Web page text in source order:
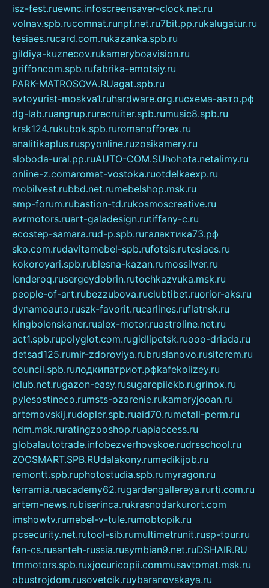
isz-fest.ruewnc.infoscreensaver-clock.net.ru
volnav.spb.rucomnat.runpf.net.ru7bit.pp.rukalugatur.ru
tesiaes.rucard.com.rukazanka.spb.ru
gildiya-kuznecov.rukameryboavision.ru
griffoncom.spb.rufabrika-emotsiy.ru
PARK-MATROSOVA.RUagat.spb.ru
avtoyurist-moskva1.ruhardware.org.ruсхема-авто.рф
dg-lab.ruangrup.rurecruiter.spb.rumusic8.spb.ru
krsk124.rukubok.spb.ruromanofforex.ru
analitikaplus.ruspyonline.ruzosikamery.ru
sloboda-ural.pp.ruAUTO-COM.SUhohota.netalimy.ru
online-z.comaromat-vostoka.ruotdelkaexp.ru
mobilvest.rubbd.net.rumebelshop.msk.ru
smp-forum.rubastion-td.rukosmoscreative.ru
avrmotors.ruart-galadesign.rutiffany-c.ru
ecostep-samara.rud-p.spb.ruгалактика73.рф
sko.com.rudavitamebel-spb.rufotsis.rutesiaes.ru
kokoroyari.spb.rublesna-kazan.rumossilver.ru
lenderoq.rusergeydobrin.rutochkazvuka.msk.ru
people-of-art.rubezzubova.ruclubtibet.ruorior-aks.ru
dynamoauto.ruszk-favorit.rucarlines.ruflatnsk.ru
kingbolenskaner.rualex-motor.ruastroline.net.ru
act1.spb.rupolyglot.com.rugidlipetsk.ruooo-driada.ru
detsad125.rumir-zdoroviya.rubruslanovo.rusiterem.ru
council.spb.ruлодкипатриот.рфkafekolizey.ru
iclub.net.rugazon-easy.rusugarepilekb.rugrinox.ru
pylesostineco.rumsts-ozarenie.rukameryjooan.ru
artemovskij.rudopler.spb.ruaid70.rumetall-perm.ru
ndm.msk.ruratingzooshop.ruapiaccess.ru
globalautotrade.infobezverhovskoe.rudrsschool.ru
ZOOSMART.SPB.RUdalakony.rumedikijob.ru
remontt.spb.ruphotostudia.spb.rumyragon.ru
terramia.ruacademy62.rugardengallereya.rurti.com.ru
artem-news.rubiserinca.rukrasnodarkurort.com
imshowtv.rumebel-v-tule.rumobtopik.ru
pcsecurity.net.rutool-sib.rumultimetrunit.rusp-tour.ru
fan-cs.rusanteh-russia.rusymbian9.net.ruDSHAIR.RU
tmmotors.spb.ruxjocuricopii.commusavtomat.msk.ru
obustrojdom.rusovetcik.ruybaranovskaya.ru